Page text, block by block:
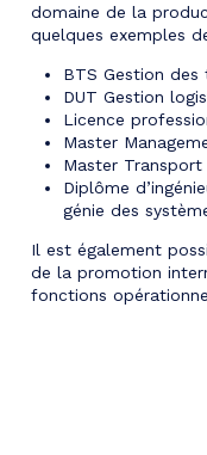
domaine de la
quelques exemples
BTS Gestion
DUT Gestion
Licence
Master
Master
Diplôme
génie des
Il est également
de la promotion
fonctions